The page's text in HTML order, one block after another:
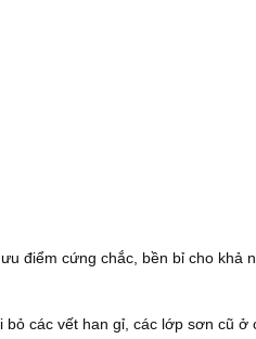
điểm cứng chắc, bền bỉ cho khả
các vết han gỉ, các lớp sơn cũ ở